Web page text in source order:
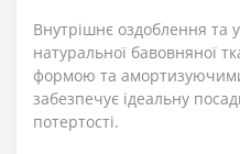
Внутрішнє оздоблення та
натуральної бавовняної
формою та
забезпечує ідеальну
потертості.